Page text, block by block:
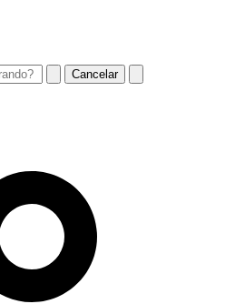
Cancelar